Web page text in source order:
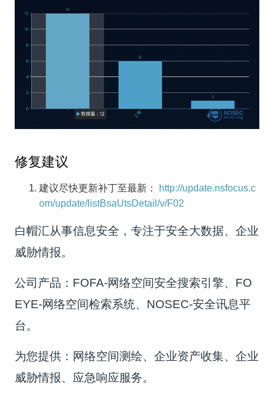
修复建议
建议尽快更新补丁至最新：
http://update.nsfocus.c
om/update/listBsaUtsDetail/v/F02
白帽汇从事信息安全，专注于安全大数据、企业
威胁情报。
公司产品：FOFA-网络空间安全搜索引擎、FO
EYE-网络空间检索系统、NOSEC-安全讯息平
台。
为您提供：网络空间测绘、企业资产收集、企业
威胁情报、应急响应服务。